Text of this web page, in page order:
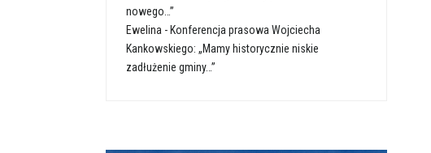
nowego…”
Ewelina - Konferencja prasowa Wojciecha
Kankowskiego: „Mamy historycznie niskie
zadłużenie gminy…”